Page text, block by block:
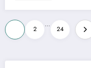
Paginación
de
entradas
2
…
24